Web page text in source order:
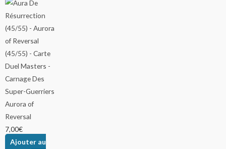
Aurora of
Reversal
7,00€
Ajouter au